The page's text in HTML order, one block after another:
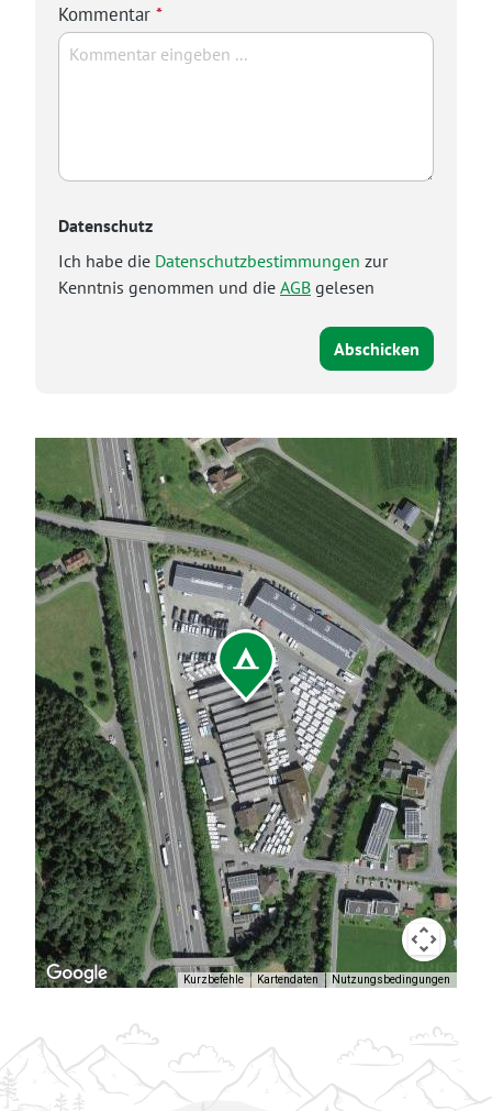
Kommentar *
Datenschutz
Ich habe die Datenschutzbestimmungen zur
Kenntnis genommen und die AGB gelesen
Abschicken
Kurzbefehle Kartendaten Nutzungsbedingungen